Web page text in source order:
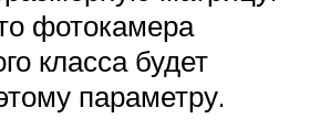
фотокамера
класса будет
параметру.